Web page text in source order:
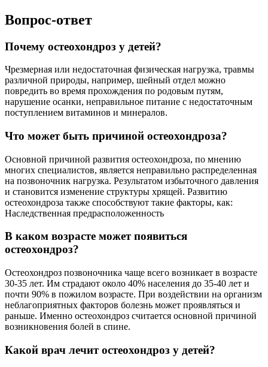
Вопрос-ответ
Почему остеохондроз у детей?
Чрезмерная или недостаточная физическая нагрузка, травмы
различной природы, например, шейный отдел можно
повредить во время прохождения по родовым путям,
нарушение осанки, неправильное питание с недостаточным
поступлением витаминов и минералов.
Что может быть причиной остеохондроза?
Основной причиной развития остеохондроза, по мнению
многих специалистов, является неправильно распределенная
на позвоночник нагрузка. Результатом избыточного давления
и становится изменение структуры хрящей. Развитию
остеохондроза также способствуют такие факторы, как:
Наследственная предрасположенность
В каком возрасте может появиться
остеохондроз?
Остеохондроз позвоночника чаще всего возникает в возрасте
30-35 лет. Им страдают около 40% населения до 35-40 лет и
почти 90% в пожилом возрасте. При воздействии на организм
неблагоприятных факторов болезнь может проявляться и
раньше. Именно остеохондроз считается основной причиной
возникновения болей в спине.
Какой врач лечит остеохондроз у детей?